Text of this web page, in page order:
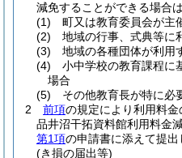
減免することができる場合
(1)
町又は教育委員会が主
(2)
地域の行事、式典等に
(3)
地域の各種団体が利用
(4)
小中学校の教育課程に
場合
(5)
その他教育長が特に必
2
前項の規定により利用料金
品井沼干拓資料館利用料金
第1項の申請書に添えて提出
(き損の届出等)